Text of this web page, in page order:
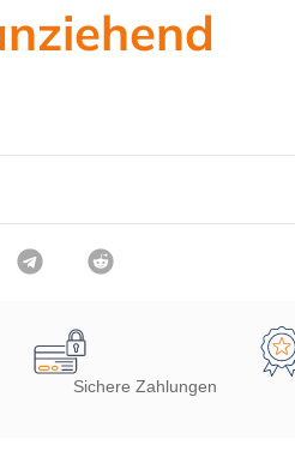
Sichere Zahlungen